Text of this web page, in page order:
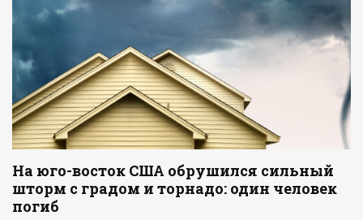
На юго-восток США обрушился сильный
шторм с градом и торнадо: один человек
погиб